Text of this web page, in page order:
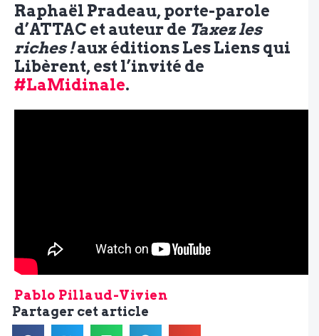
Raphaël Pradeau, porte-parole
d’ATTAC et auteur de Taxez les
riches !aux éditions Les Liens qui
Libèrent, est l’invité de
#LaMidinale.
Pablo Pillaud-Vivien
Partager cet article